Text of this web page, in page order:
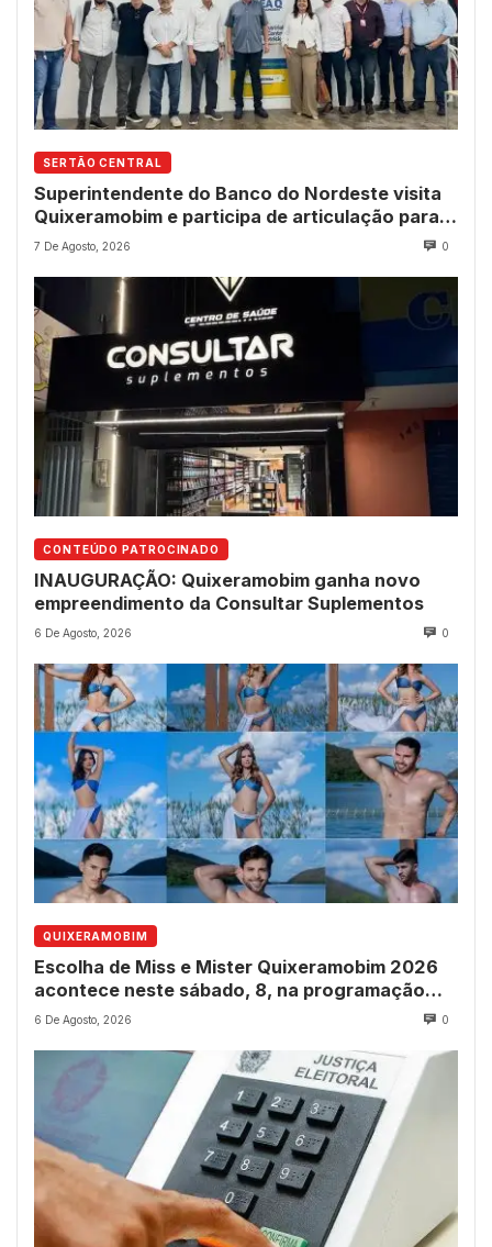
SERTÃO CENTRAL
Superintendente do Banco do Nordeste visita
Quixeramobim e participa de articulação para
avanço do futuro shopping
7 De Agosto, 2026 0
CONTEÚDO PATROCINADO
INAUGURAÇÃO: Quixeramobim ganha novo
empreendimento da Consultar Suplementos
6 De Agosto, 2026 0
QUIXERAMOBIM
Escolha de Miss e Mister Quixeramobim 2026
acontece neste sábado, 8, na programação
dos 237 anos do município
6 De Agosto, 2026 0